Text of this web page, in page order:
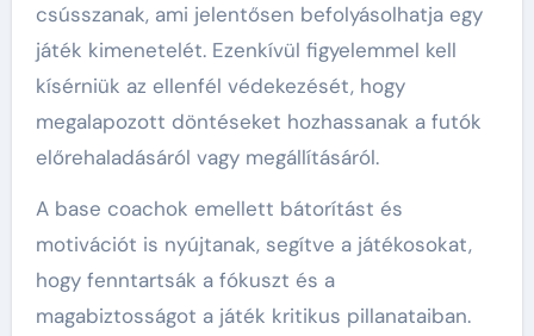
csússzanak, ami jelentősen befolyásolhatja egy
játék kimenetelét. Ezenkívül figyelemmel kell
kísérniük az ellenfél védekezését, hogy
megalapozott döntéseket hozhassanak a futók
előrehaladásáról vagy megállításáról.
A base coachok emellett bátorítást és
motivációt is nyújtanak, segítve a játékosokat,
hogy fenntartsák a fókuszt és a
magabiztosságot a játék kritikus pillanataiban.